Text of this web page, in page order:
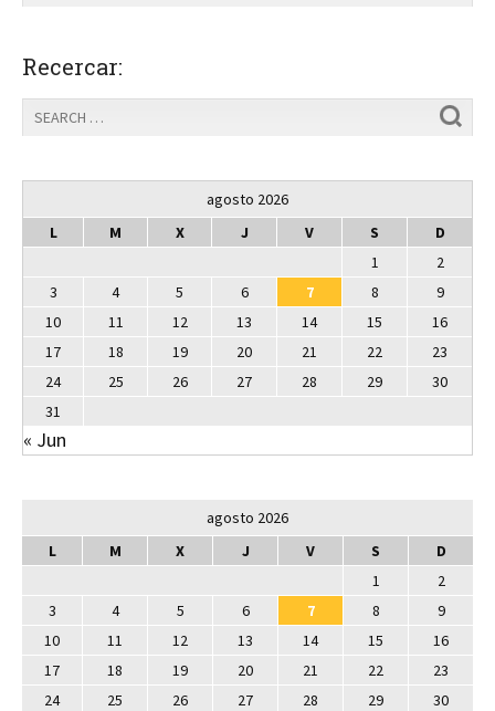
Recercar:
agosto 2026
L
M X J V S
D
1
2
3
4 5 6 7 8
9
10
11 12 13 14 15
16
17
18 19 20 21 22
23
24
25 26 27 28 29
30
31
« Jun
agosto 2026
L
M X J V S
D
1
2
3
4 5 6 7 8
9
10
11 12 13 14 15
16
17
18 19 20 21 22
23
24
25 26 27 28 29
30